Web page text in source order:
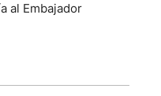
al Embajador